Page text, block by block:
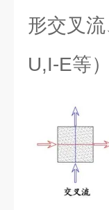
形交叉
U,I-E等